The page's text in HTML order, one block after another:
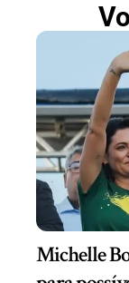
Michelle